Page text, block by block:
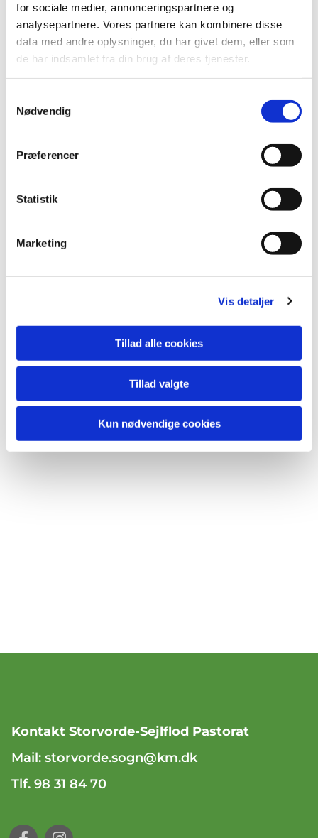
for sociale medier, annonceringspartnere og
analysepartnere. Vores partnere kan kombinere disse
data med andre oplysninger, du har givet dem, eller som
de har indsamlet fra din brug af deres tjenester.
Nødvendig
Præferencer
Statistik
Marketing
Vis detaljer
Tillad alle cookies
Tillad valgte
Kun nødvendige cookies
Kontakt Storvorde-Sejlflod Pastorat
Mail: storvorde.sogn@km.dk
Tlf. 98 31 84 70